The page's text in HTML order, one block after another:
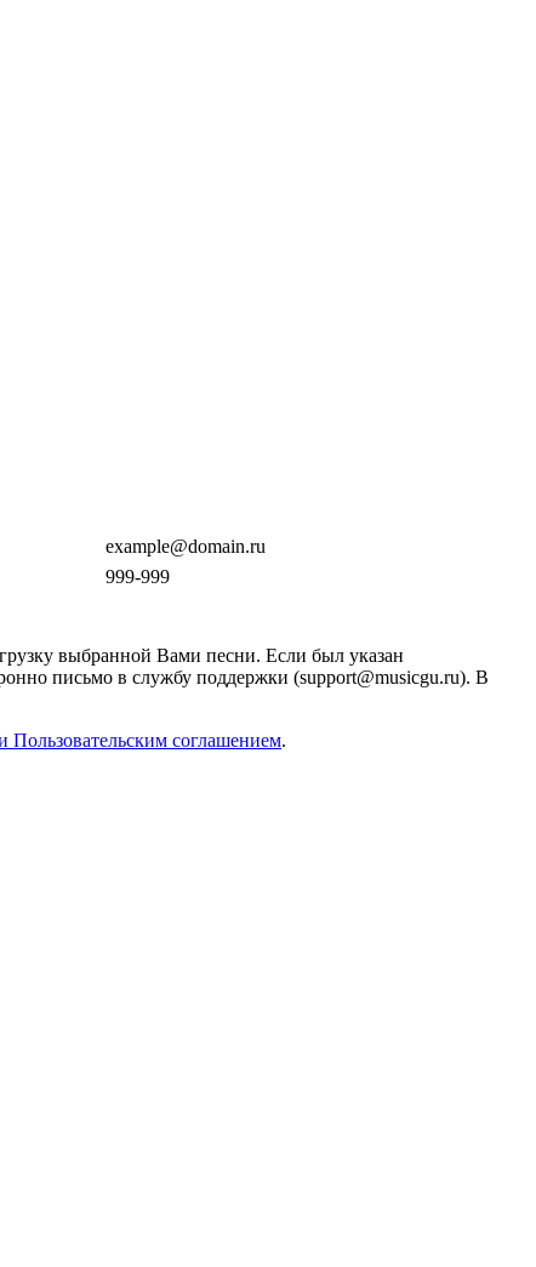
example@domain.ru
999-999
выбранной Вами песни. Если был указан
письмо в службу поддержки (support@musicgu.ru). В
Пользовательским соглашением.